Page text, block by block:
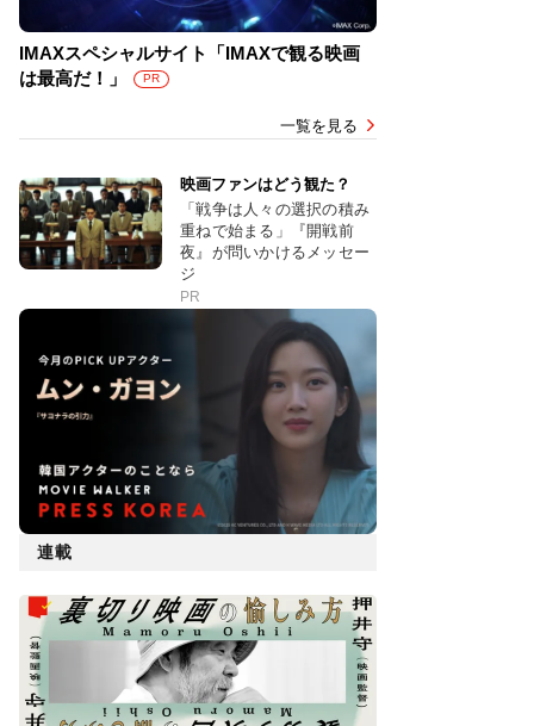
IMAXスペシャルサイト「IMAXで観る映画
は最高だ！」
PR
一覧を見る
映画ファンはどう観た？
「戦争は人々の選択の積み
重ねで始まる」『開戦前
夜』が問いかけるメッセー
ジ
PR
連載